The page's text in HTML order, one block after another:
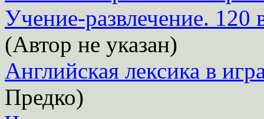
Учение-развлечение. 120
(Автор не указан)
Английская лексика в
Предко)